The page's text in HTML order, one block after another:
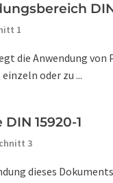
DIN
1
die Anwendung
oder zu ...
15920-1
3
dieses